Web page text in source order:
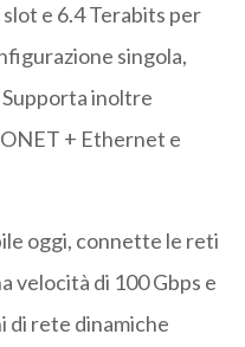
e 6.4 Terabits per
singola,
inoltre
+ Ethernet e
oggi, connette le reti
velocità di 100 Gbps e
di rete dinamiche